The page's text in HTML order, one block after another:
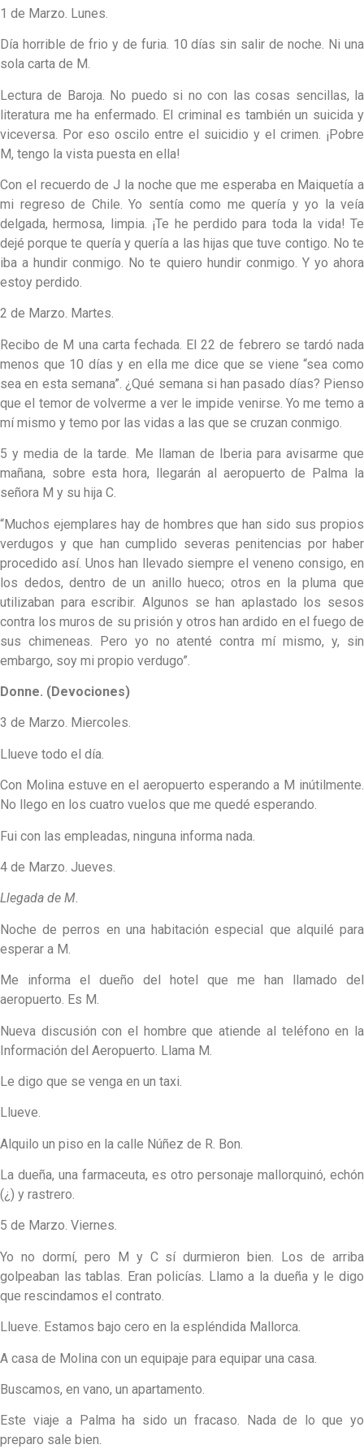
1 de Marzo. Lunes.
Día horrible de frio y de furia. 10 días sin salir de noche. Ni una
sola carta de M.
Lectura de Baroja. No puedo si no con las cosas sencillas, la
literatura me ha enfermado. El criminal es también un suicida y
viceversa. Por eso oscilo entre el suicidio y el crimen. ¡Pobre
M, tengo la vista puesta en ella!
Con el recuerdo de J la noche que me esperaba en Maiquetía a
mi regreso de Chile. Yo sentía como me quería y yo la veía
delgada, hermosa, limpia. ¡Te he perdido para toda la vida! Te
dejé porque te quería y quería a las hijas que tuve contigo. No te
iba a hundir conmigo. No te quiero hundir conmigo. Y yo ahora
estoy perdido.
2 de Marzo. Martes.
Recibo de M una carta fechada. El 22 de febrero se tardó nada
menos que 10 días y en ella me dice que se viene “sea como
sea en esta semana”. ¿Qué semana si han pasado días? Pienso
que el temor de volverme a ver le impide venirse. Yo me temo a
mí mismo y temo por las vidas a las que se cruzan conmigo.
5 y media de la tarde. Me llaman de Iberia para avisarme que
mañana, sobre esta hora, llegarán al aeropuerto de Palma la
señora M y su hija C.
“Muchos ejemplares hay de hombres que han sido sus propios
verdugos y que han cumplido severas penitencias por haber
procedido así. Unos han llevado siempre el veneno consigo, en
los dedos, dentro de un anillo hueco; otros en la pluma que
utilizaban para escribir. Algunos se han aplastado los sesos
contra los muros de su prisión y otros han ardido en el fuego de
sus chimeneas. Pero yo no atenté contra mí mismo, y, sin
embargo, soy mi propio verdugo”.
Donne. (Devociones)
3 de Marzo. Miercoles.
Llueve todo el día.
Con Molina estuve en el aeropuerto esperando a M inútilmente.
No llego en los cuatro vuelos que me quedé esperando.
Fui con las empleadas, ninguna informa nada.
4 de Marzo. Jueves.
Llegada de M.
Noche de perros en una habitación especial que alquilé para
esperar a M.
Me informa el dueño del hotel que me han llamado del
aeropuerto. Es M.
Nueva discusión con el hombre que atiende al teléfono en la
Información del Aeropuerto. Llama M.
Le digo que se venga en un taxi.
Llueve.
Alquilo un piso en la calle Núñez de R. Bon.
La dueña, una farmaceuta, es otro personaje mallorquinó, echón
(¿) y rastrero.
5 de Marzo. Viernes.
Yo no dormí, pero M y C sí durmieron bien. Los de arriba
golpeaban las tablas. Eran policías. Llamo a la dueña y le digo
que rescindamos el contrato.
Llueve. Estamos bajo cero en la espléndida Mallorca.
A casa de Molina con un equipaje para equipar una casa.
Buscamos, en vano, un apartamento.
Este viaje a Palma ha sido un fracaso. Nada de lo que yo
preparo sale bien.